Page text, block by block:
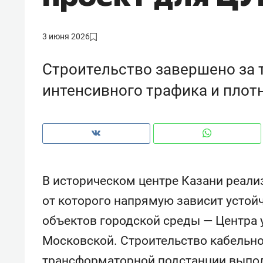
3 июня 2026
Строительство завершено за
интенсивного трафика и
В историческом центре Казани
от которого напрямую зависит
объектов городской среды — Центра
Московской. Строительство
рынки, почему надо знать
Рекомендуем
создают оазис жилого
комфорта под Казанью
ID